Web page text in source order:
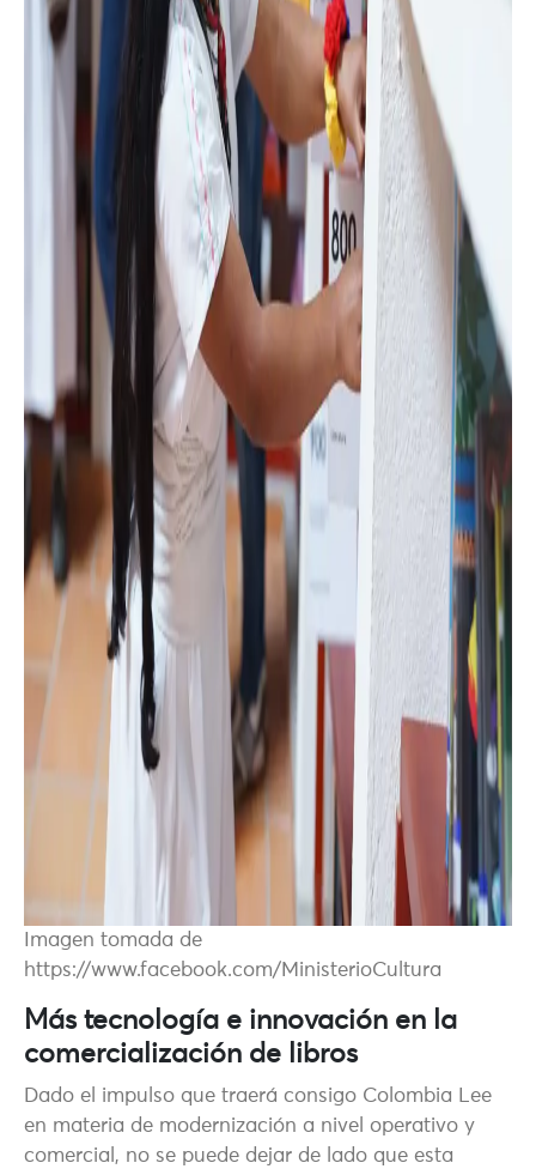
Imagen tomada de
https://www.facebook.com/MinisterioCultura
Más tecnología e innovación en la
comercialización de libros
Dado el impulso que traerá consigo Colombia Lee
en materia de modernización a nivel operativo y
comercial, no se puede dejar de lado que esta